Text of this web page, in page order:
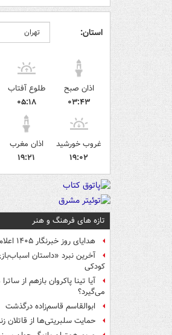
استان:
اذان صبح
۰۳:۴۳
طلوع آفتاب
۰۵:۱۸
غروب خورشید
۱۹:۰۲
اذان مغرب
۱۹:۲۱
تازه های فرهنگ و هنر
هدایای روز خبرنگار ۱۴۰۵ اعلام شد
آخرین نبرد «داستان
کودکی
آیا تینا پاکروان بازهم از
می‌گیرد؟
ابوالقاسم قاسم‌زاده درگذشت
حمایت سلبریتی‌ها از قاتلان